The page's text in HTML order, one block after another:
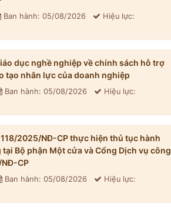
Ban hành: 05/08/2026 Hiệu lực:
dục nghề nghiệp về chính sách hỗ trợ
tạo nhân lực của doanh nghiệp
Ban hành: 05/08/2026 Hiệu lực:
2025/NĐ-CP thực hiện thủ tục hành
Bộ phận Một cửa và Cổng Dịch vụ công
CP
Ban hành: 05/08/2026 Hiệu lực: